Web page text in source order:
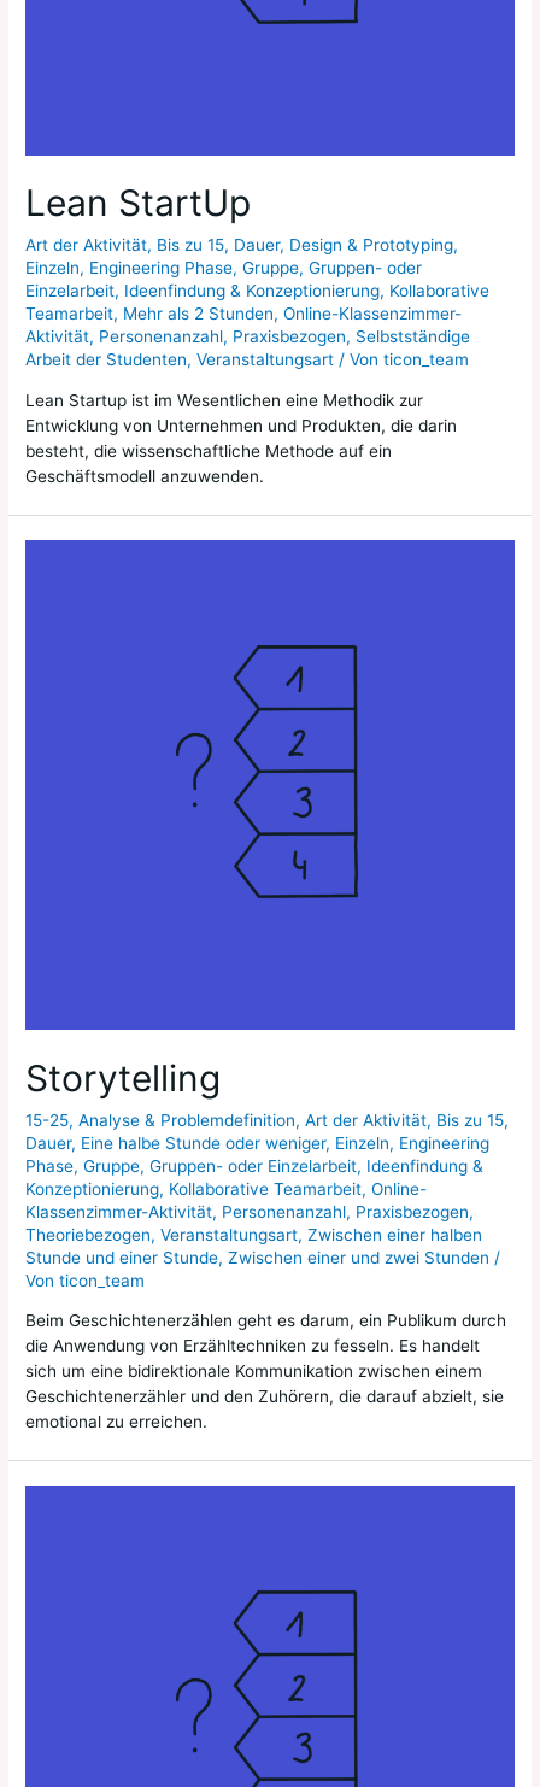
Lean StartUp
Art der Aktivität, Bis zu 15, Dauer, Design & Prototyping,
Einzeln, Engineering Phase,Gruppe,Gruppen- oder
Einzelarbeit, Ideenfindung & Konzeptionierung, Kollaborative
Teamarbeit, Mehr als 2 Stunden,Online-Klassenzimmer-
Aktivität, Personenanzahl, Praxisbezogen, Selbstständige
Arbeit der Studenten,Veranstaltungsart / Vonticon_team
Lean Startup ist im Wesentlichen eine Methodik zur
Entwicklung von Unternehmen und Produkten, die darin
besteht, die wissenschaftliche Methode auf ein
Geschäftsmodell anzuwenden.
Storytelling
15-25,Analyse & Problemdefinition,Art der Aktivität, Bis zu 15,
Dauer, Eine halbe Stunde oder weniger, Einzeln, Engineering
Phase,Gruppe,Gruppen- oder Einzelarbeit, Ideenfindung &
Konzeptionierung, Kollaborative Teamarbeit,Online-
Klassenzimmer-Aktivität, Personenanzahl, Praxisbezogen,
Theoriebezogen,Veranstaltungsart,Zwischen einer halben
Stunde und einer Stunde,Zwischen einer und zwei Stunden /
Vonticon_team
Beim Geschichtenerzählen geht es darum, ein Publikum durch
die Anwendung von Erzähltechniken zu fesseln. Es handelt
sich um eine bidirektionale Kommunikation zwischen einem
Geschichtenerzähler und den Zuhörern, die darauf abzielt, sie
emotional zu erreichen.